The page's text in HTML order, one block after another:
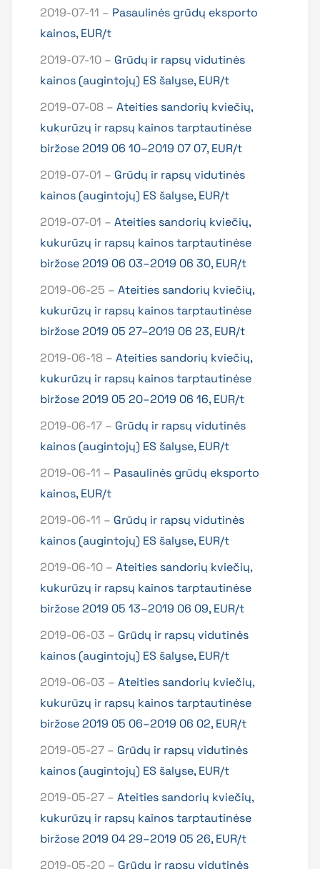
2019-07-11 – Pasaulinės grūdų eksporto
kainos, EUR/t
2019-07-10 – Grūdų ir rapsų vidutinės
kainos (augintojų) ES šalyse, EUR/t
2019-07-08 – Ateities sandorių kviečių,
kukurūzų ir rapsų kainos tarptautinėse
biržose 2019 06 10–2019 07 07, EUR/t
2019-07-01 – Grūdų ir rapsų vidutinės
kainos (augintojų) ES šalyse, EUR/t
2019-07-01 – Ateities sandorių kviečių,
kukurūzų ir rapsų kainos tarptautinėse
biržose 2019 06 03–2019 06 30, EUR/t
2019-06-25 – Ateities sandorių kviečių,
kukurūzų ir rapsų kainos tarptautinėse
biržose 2019 05 27–2019 06 23, EUR/t
2019-06-18 – Ateities sandorių kviečių,
kukurūzų ir rapsų kainos tarptautinėse
biržose 2019 05 20–2019 06 16, EUR/t
2019-06-17 – Grūdų ir rapsų vidutinės
kainos (augintojų) ES šalyse, EUR/t
2019-06-11 – Pasaulinės grūdų eksporto
kainos, EUR/t
2019-06-11 – Grūdų ir rapsų vidutinės
kainos (augintojų) ES šalyse, EUR/t
2019-06-10 – Ateities sandorių kviečių,
kukurūzų ir rapsų kainos tarptautinėse
biržose 2019 05 13–2019 06 09, EUR/t
2019-06-03 – Grūdų ir rapsų vidutinės
kainos (augintojų) ES šalyse, EUR/t
2019-06-03 – Ateities sandorių kviečių,
kukurūzų ir rapsų kainos tarptautinėse
biržose 2019 05 06–2019 06 02, EUR/t
2019-05-27 – Grūdų ir rapsų vidutinės
kainos (augintojų) ES šalyse, EUR/t
2019-05-27 – Ateities sandorių kviečių,
kukurūzų ir rapsų kainos tarptautinėse
biržose 2019 04 29–2019 05 26, EUR/t
2019-05-20 – Grūdų ir rapsų vidutinės